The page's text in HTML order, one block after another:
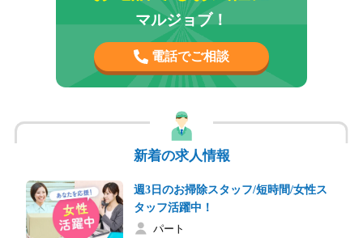
マルジョブ！
電話でご相談
新着の求人情報
週3日のお掃除スタッフ/短時間/女性ス
タッフ活躍中！
パート